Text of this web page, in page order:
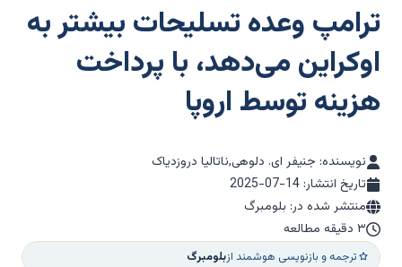
ترامپ وعده تسلیحات بیشتر به
اوکراین می‌دهد، با پرداخت
هزینه توسط اروپا
نویسنده: جنیفر ای. دلوهی,ناتالیا دروزدیاک
تاریخ انتشار: 2025-07-14
منتشر شده در: بلومبرگ
۳ دقیقه مطالعه
ترجمه و بازنویسی هوشمند ازبلومبرگ